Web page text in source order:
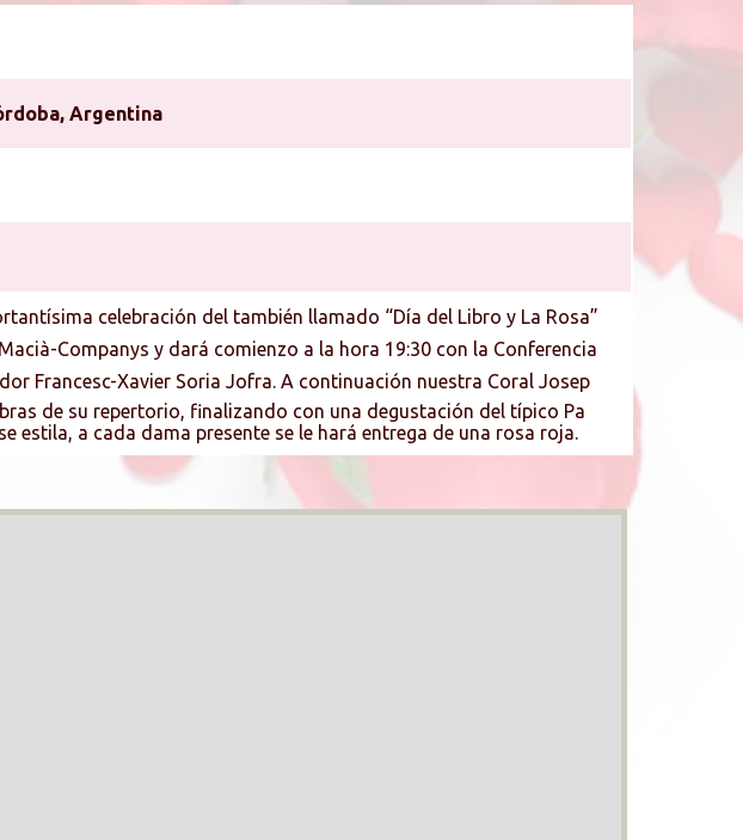
Argentina
celebración del también llamado “Dí­a del Libro y La Rosa”
Companys y dará comienzo a la hora 19:30 con la Conferencia
Francesc-Xavier Soria Jofra. A continuación nuestra Coral Josep
de su repertorio, finalizando con una degustación del tí­pico Pa
estila, a cada dama presente se le hará entrega de una rosa roja.